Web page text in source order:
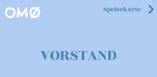
Speisekarte
OMØ
VORSTAND